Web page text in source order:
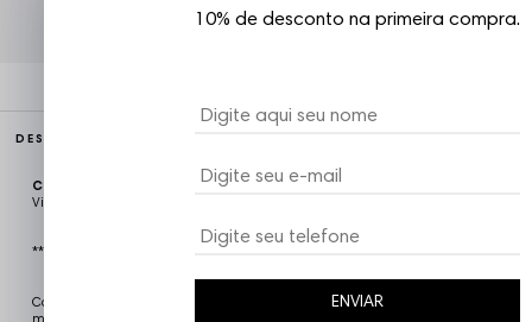
DESCRIÇÃO COMPLETA
Código identificador (SKU):CAM5424
Vizu07
*** MODELAGEM ESTILO BOXY (MAIS LARGA)
Camiseta Oversized Premium Chronic, fabricada com os melhores
10% de desconto na primeira compra.
ENVIAR